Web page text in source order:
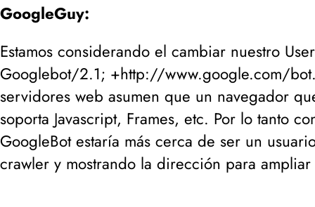
GoogleGuy:
Estamos considerando el cambiar nuestro
Googlebot/2.1; +http://www.google.com/
servidores web asumen que un navegador
soporta Javascript, Frames, etc. Por lo tanto
GoogleBot estaría más cerca de ser un
crawler y mostrando la dirección para